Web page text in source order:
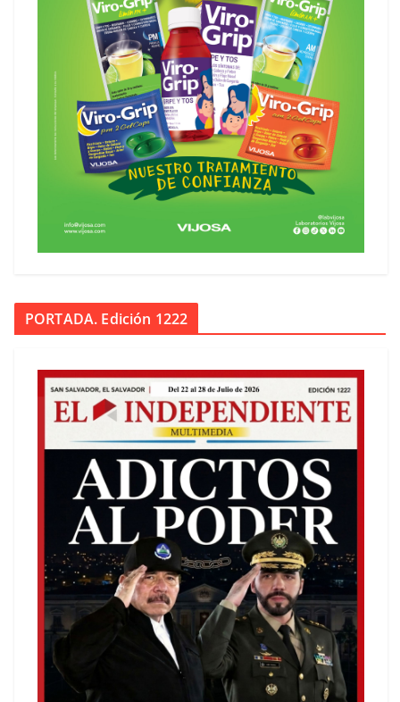
PORTADA. Edición 1222